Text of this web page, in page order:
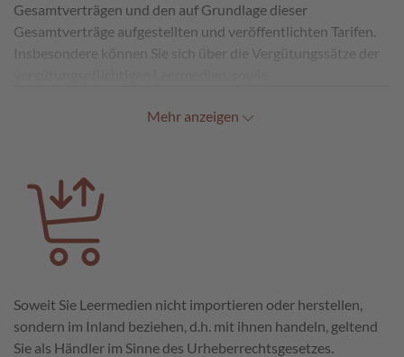
Gesamtverträgen und den auf Grundlage dieser
Gesamtverträge aufgestellten und veröffentlichten Tarifen.
Insbesondere können Sie sich über die Vergütungssätze der
Mehr anzeigen
Soweit Sie Leermedien nicht importieren oder herstellen,
sondern im Inland beziehen, d.h. mit ihnen handeln, geltend
Sie als Händler im Sinne des Urheberrechtsgesetzes.